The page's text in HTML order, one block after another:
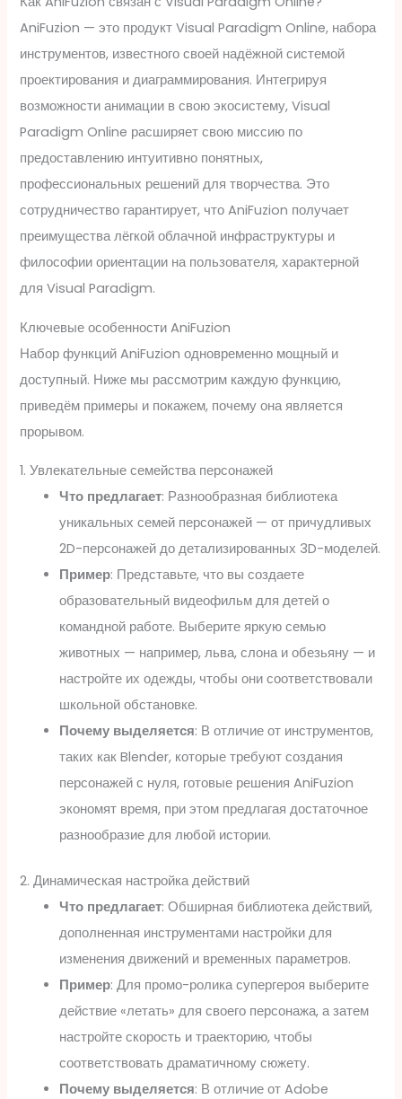
AniFuzion — это продукт Visual Paradigm Online, набора
инструментов, известного своей надёжной системой
проектирования и диаграммирования. Интегрируя
возможности анимации в свою экосистему, Visual
Paradigm Online расширяет свою миссию по
предоставлению интуитивно понятных,
профессиональных решений для творчества. Это
сотрудничество гарантирует, что AniFuzion получает
преимущества лёгкой облачной инфраструктуры и
философии ориентации на пользователя, характерной
для Visual Paradigm.
Ключевые особенности AniFuzion
Набор функций AniFuzion одновременно мощный и
доступный. Ниже мы рассмотрим каждую функцию,
приведём примеры и покажем, почему она является
прорывом.
1. Увлекательные семейства персонажей
Что предлагает: Разнообразная библиотека
уникальных семей персонажей — от причудливых
2D-персонажей до детализированных 3D-моделей.
Пример: Представьте, что вы создаете
образовательный видеофильм для детей о
командной работе. Выберите яркую семью
животных — например, льва, слона и обезьяну — и
настройте их одежды, чтобы они соответствовали
школьной обстановке.
Почему выделяется: В отличие от инструментов,
таких как Blender, которые требуют создания
персонажей с нуля, готовые решения AniFuzion
экономят время, при этом предлагая достаточное
разнообразие для любой истории.
2. Динамическая настройка действий
Что предлагает: Обширная библиотека действий,
дополненная инструментами настройки для
изменения движений и временных параметров.
Пример: Для промо-ролика супергероя выберите
действие «летать» для своего персонажа, а затем
настройте скорость и траекторию, чтобы
соответствовать драматичному сюжету.
Почему выделяется: В отличие от Adobe